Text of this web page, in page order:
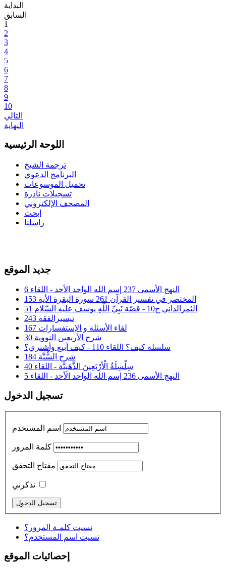
البداية
السابق
1
2
3
4
5
6
7
8
9
10
التالي
النهاية
اللوحة الرئيسية
ترجمة الشيخ
البرنامج الدعوي
تحميل الموسوعات
تسجيلات نادرة
المصحف الإلكتروني
ابحث
راسلنا
جديد الموقع
النهج الأسمى 237 إسم الله الواحد الأحد - اللقاء 6
المختصر في تفسير القرآن 261 سورة البقرة الأية 153
الثمرالداني ج10 - قصّة نَبِيِّ اللَّهِ يوسف عليه السّلام 51
تيسيرالفقه 243
لقاء الأسئلة و الإستفسارات 167
شرح الأربعين النووية 30
سلسلة كيف؟ اللقاء 110 - كيف أبيع وأشتري؟
شرح السُّنَّة 184
سِلْسِلَةُ الْأرْبَعِينَ الذَّهَبِيَّة - اللقاء 40
النهج الأسمى 236 إسم الله الواحد الأحد - اللقاء 5
تسجيل الدخول
اسم المستخدم
كلمة المرور
مفتاح التحقق
تذكرني
نسيت كلمـة المرور؟
نسيت اسم المستخدم؟
إحصائيات الموقع